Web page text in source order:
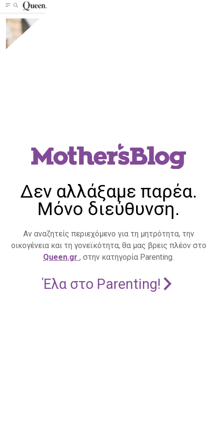
Δεν αλλάξαμε παρέα.
Μόνο διεύθυνση.
Αν αναζητείς περιεχόμενο για τη μητρότητα, την
οικογένεια και τη γονεϊκότητα, θα μας βρεις πλέον στο
Queen.gr , στην κατηγορία Parenting.
Έλα στο Parenting!